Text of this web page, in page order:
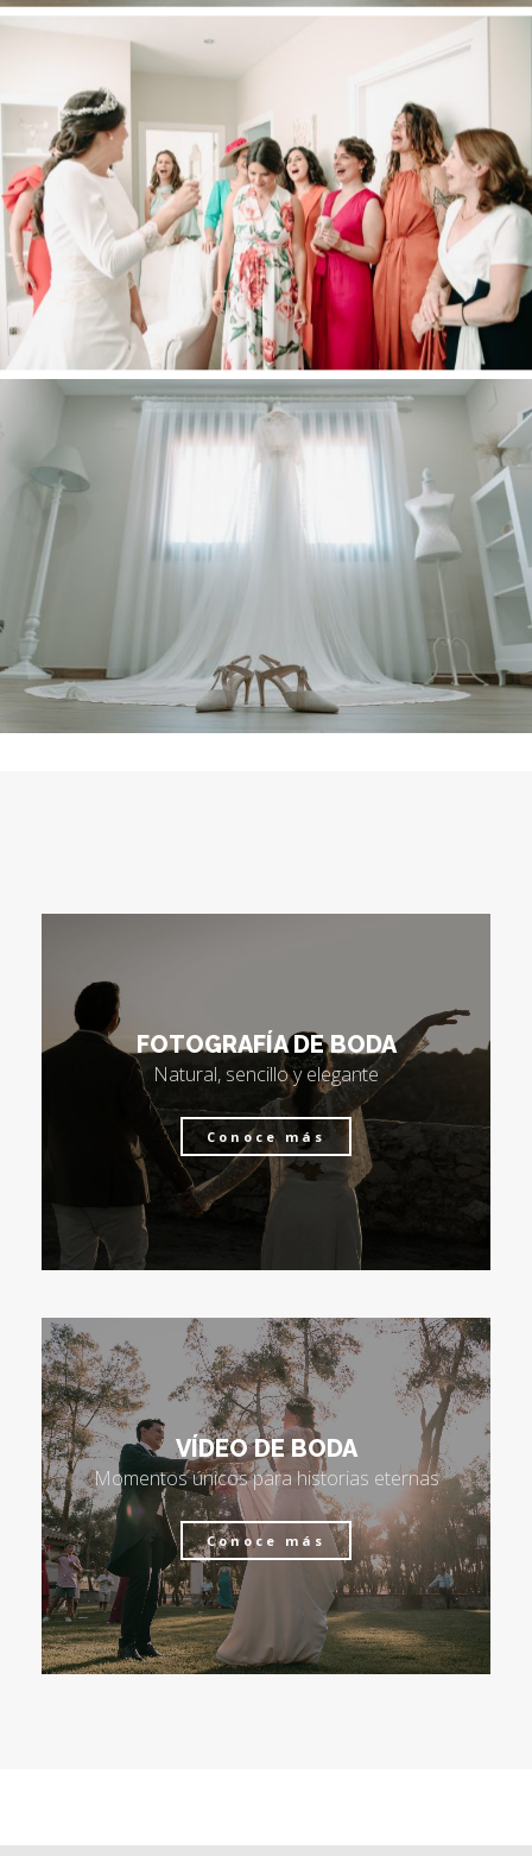
FOTOGRAFÍA DE BODA
Natural, sencillo y elegante
Conoce más
VÍDEO DE BODA
Momentos únicos para historias eternas
Conoce más